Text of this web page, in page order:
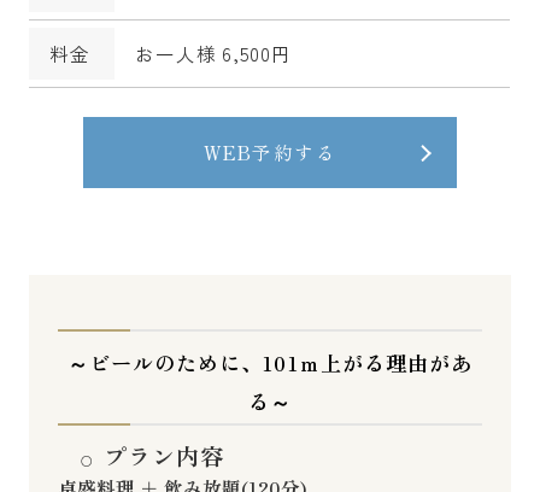
料金 お一人様 6,500円
WEB予約する
～ビールのために、101ｍ上がる理由があ
る～
プラン内容